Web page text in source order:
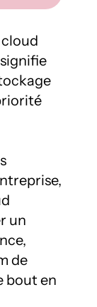
un
de
bout en